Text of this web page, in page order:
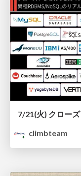
climbteam